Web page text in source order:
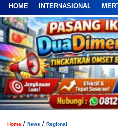
HOME INTERNASIONAL
Home / News / Regional